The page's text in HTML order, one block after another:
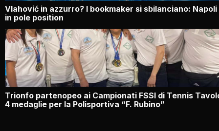
Vlahović in azzurro? I bookmaker si sbilanciano: Napoli
in pole position
Trionfo partenopeo ai Campionati FSSI di Tennis
4 medaglie per la Polisportiva “F. Rubino”